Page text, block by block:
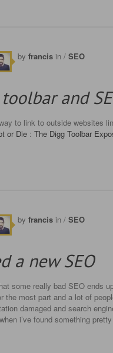
by francis in / SEO
and
to link to outside websites
or Die : The Digg Toolbar
by francis in / SEO
a new SEO
some really bad SEO ends
the most part and a lot of
damaged and search
i’ve found something